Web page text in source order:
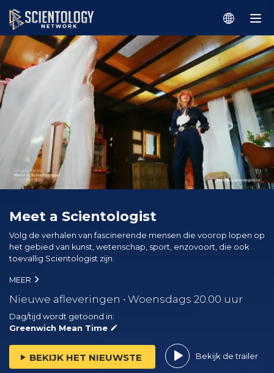
Meet a Scientologist
Volg de verhalen van fascinerende mensen die voorop lopen op
het gebied van kunst, wetenschap, sport, enzovoort, die ook
toevallig Scientologist zijn.
MEER
Nieuwe afleveringen • Woensdags 20.00 uur
Dag/tijd wordt getoond in:
Greenwich Mean Time
BEKIJK HET NIEUWSTE Bekijk de trailer